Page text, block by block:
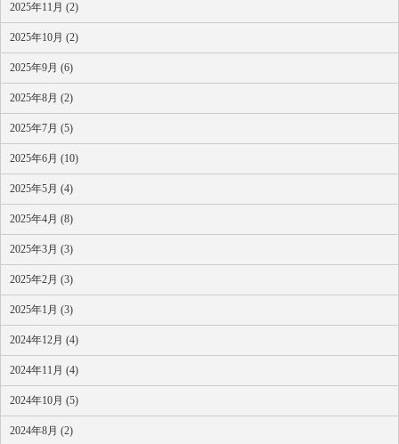
2025年11月 (2)
2025年10月 (2)
2025年9月 (6)
2025年8月 (2)
2025年7月 (5)
2025年6月 (10)
2025年5月 (4)
2025年4月 (8)
2025年3月 (3)
2025年2月 (3)
2025年1月 (3)
2024年12月 (4)
2024年11月 (4)
2024年10月 (5)
2024年8月 (2)